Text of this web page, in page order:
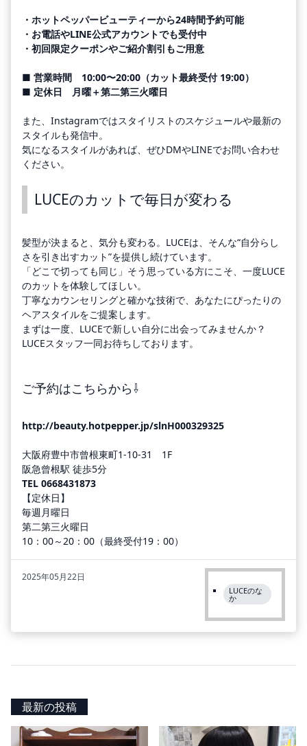
・ホットペッパービューティーから24時間予約可能
・お電話やLINE公式アカウントでも受付中
・初回限定クーポンやご紹介割引もご用意
■ 営業時間 10:00〜20:00（カット最終受付 19:00）
■ 定休日 月曜＋第二第三火曜日
また、Instagramではスタイリストのスケジュールや最新の
スタイルも発信中。
気になるスタイルがあれば、ぜひDMやLINEでお問い合わせ
ください。
LUCEのカットで毎日が変わる
髪型が決まると、気分も変わる。LUCEは、そんな“自分らし
さを引き出すカット”を提供し続けています。
「どこで切っても同じ」そう思っている方にこそ、一度LUCE
のカットを体験してほしい。
丁寧なカウンセリングと確かな技術で、あなたにぴったりの
ヘアスタイルをご提案します。
まずは一度、LUCEで新しい自分に出会ってみませんか？
LUCEスタッフ一同お待ちしております。
ご予約はこちらから⇩
http://beauty.hotpepper.jp/slnH000329325
大阪府豊中市曾根東町1-10-31 1F
阪急曾根駅 徒歩5分
TEL 0668431873
【定休日】
毎週月曜日
第二第三火曜日
10：00～20：00（最終受付19：00）
2025年05月22日
LUCEのな
か
最新の投稿